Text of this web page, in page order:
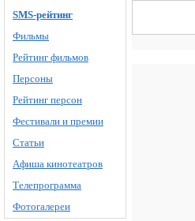
SMS-рейтинг
Фильмы
Рейтинг фильмов
Персоны
Рейтинг персон
Фестивали и премии
Статьи
Афиша кинотеатров
Телепрограмма
Фотогалереи